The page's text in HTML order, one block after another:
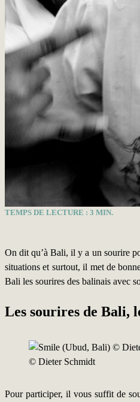
TEMPS DE LECTURE : 3 MIN.
On dit qu’à Bali, il y a un sourire
situations et surtout, il met de
Bali les sourires des balinais avec
Les sourires de Bali,
© Dieter Schmidt
Pour participer, il vous suffit de